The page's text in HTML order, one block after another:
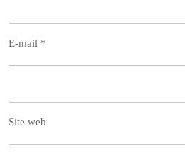
E-mail *
Site web